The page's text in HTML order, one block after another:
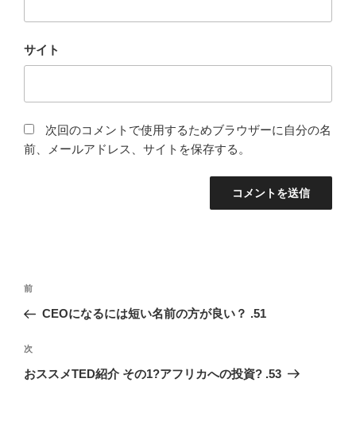
サイト
次回のコメントで使用するためブラウザーに自分の名
前、メールアドレス、サイトを保存する。
投
ビ
ゲ
前
の
稿
前
CEOになるには短い名前の方が良い？ .51
次
の
次
おススメTED紹介 その1?アフリカへの投資? .53